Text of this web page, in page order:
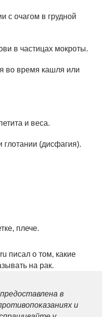
с очагом в грудной
в частицах мокроты.
во время кашля или
и веса.
(дисфагия).
плече.
писал о том, какие
на рак.
в
и